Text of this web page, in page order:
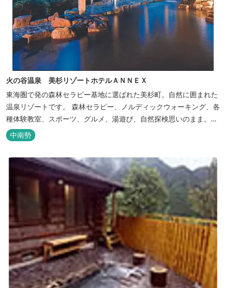
火の谷温泉 美杉リゾートホテルＡＮＮＥＸ
東海圏で発の森林セラピー基地に選ばれた美杉町。自然に囲まれた
温泉リゾートです。 森林セラピー、ノルディックウォーキング、各
種体験教室、スポーツ、グルメ、湯遊び、自然探検思いのまま。思
いきり遊んだ後は温泉でゆったり、のんびり。お料理は和洋バイキ
ングに豪華会席料理。バイキングでは、毎日餅つき、夏は流しそう
めん等のイベントも開催しています。 ５つの貸切風呂に、展望風呂
付き客室、露天風呂・ジ...
中南勢